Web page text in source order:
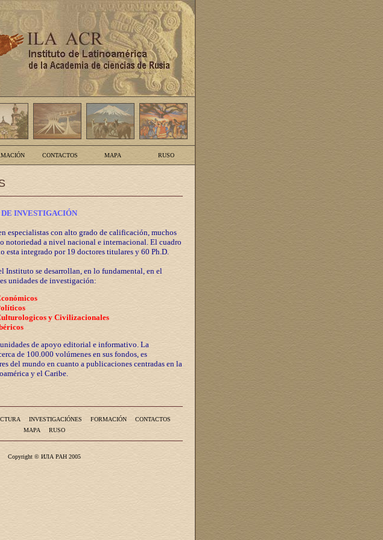
CONTACTOS MAPA RUSO
INVESTIGACIÓN
especialistas con alto grado de calificación, muchos
notoriedad a nivel nacional e internacional. El cuadro
esta integrado por 19 doctores titulares y 60 Ph.D.
Instituto se desarrollan, en lo fundamental, en el
unidades de investigación:
y Civilizacionales
de apoyo editorial e informativo. La
de 100.000 volúmenes en sus fondos, es
del mundo en cuanto a publicaciones centradas en la
y el Caribe.
INVESTIGACIÓNES FORMACIÓN
CONTACTOS
MAPA
RUSO
Copyright © ИЛА РАН 2005